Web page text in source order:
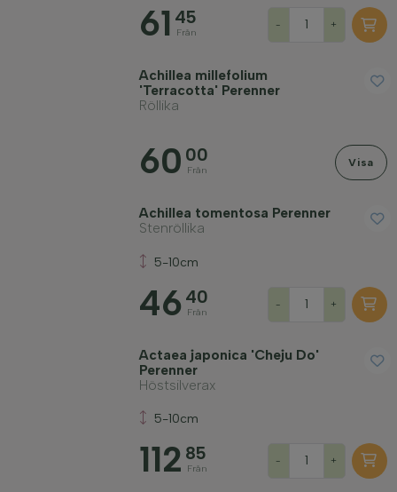
61 45
Från
- +
Achillea millefolium
'Terracotta' Perenner
Röllika
60 00
Från
Visa
Achillea tomentosa Perenner
Stenröllika
5-10cm
46 40
Från
- +
Actaea japonica 'Cheju Do'
Perenner
Höstsilverax
5-10cm
112 85
Från
- +